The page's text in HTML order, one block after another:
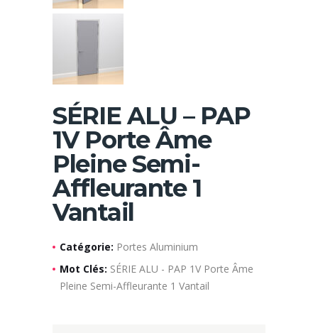
SÉRIE ALU – PAP
1V Porte Âme
Pleine Semi-
Affleurante 1
Vantail
Catégorie: Portes Aluminium
Mot Clés: SÉRIE ALU - PAP 1V Porte Âme
Pleine Semi-Affleurante 1 Vantail